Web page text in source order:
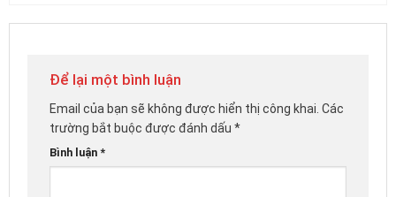
Để lại một bình luận
Email của bạn sẽ không được hiển thị công khai. Các
trường bắt buộc được đánh dấu *
Bình luận *